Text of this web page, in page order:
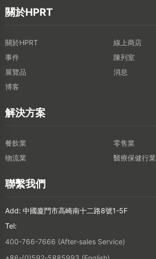
關於HPRT
關於HPRT
線上商店
事件
陳列室
展覽品
消息
博客
解決方案
餐飲業
零售業
物流業
醫療保健行業
聯繫我們
Add: 中國廈門市高崎南十二路8號1-5F
Tel:
400-766-7666 (After-sales Service)